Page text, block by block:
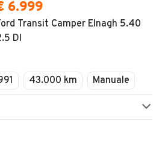
6.999
Transit Camper Elnagh 5.40
DI
43.000 km Manuale